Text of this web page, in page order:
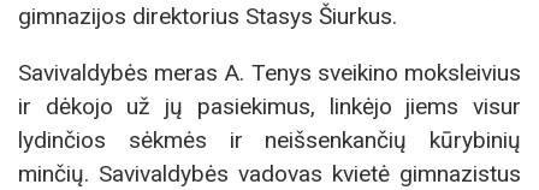
gimnazijos direktorius Stasys Šiurkus.
Savivaldybės meras A. Tenys sveikino moksleivius
ir dėkojo už jų pasiekimus, linkėjo jiems visur
lydinčios sėkmės ir neišsenkančių kūrybinių
minčių. Savivaldybės vadovas kvietė gimnazistus